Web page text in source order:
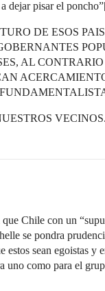
dejar pisar el
DE ESOS
AL
que Chile con un
se pondra
estos sean egoistas
uno como para el